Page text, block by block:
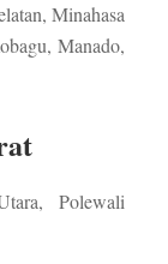
Minahasa
Manado,
Polewali